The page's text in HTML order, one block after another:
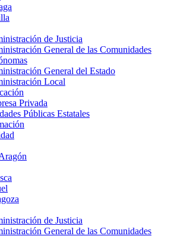
de Justicia
General de las Comunidades
General del Estado
Local
Privada
Públicas Estatales
de Justicia
General de las Comunidades